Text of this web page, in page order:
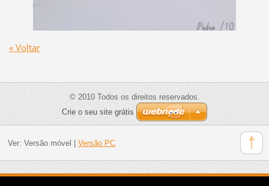
« Voltar
© 2010 Todos os direitos reservados.
Crie o seu site grátis
Ver: Versão móvel Versão PC